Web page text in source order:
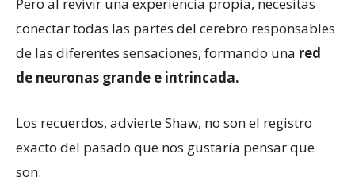
conectar todas las partes del cerebro responsables
de las diferentes sensaciones, formando una red
de neuronas grande e intrincada.
Los recuerdos, advierte Shaw, no son el registro
exacto del pasado que nos gustaría pensar que
son.